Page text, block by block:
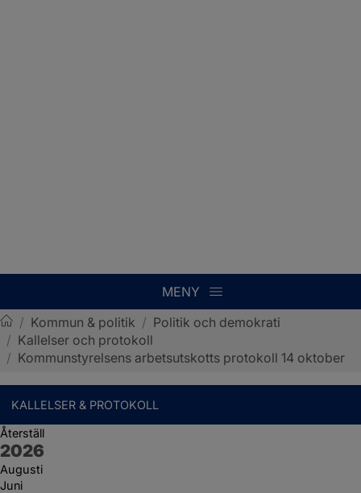
MENY
Sotenäs kommun
/ Kommun & politik / Politik och demokrati
/ Kallelser och protokoll
/ Kommunstyrelsens arbetsutskotts protokoll 14 oktober
KALLELSER & PROTOKOLL
Återställ
År:
2026
Augusti
Juni